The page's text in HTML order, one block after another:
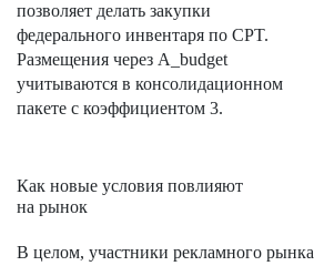
позволяет делать закупки
федерального инвентаря по CPT.
Размещения через A_budget
учитываются в консолидационном
пакете с коэффициентом 3.
Как новые условия повлияют
на рынок
В целом, участники рекламного рынка